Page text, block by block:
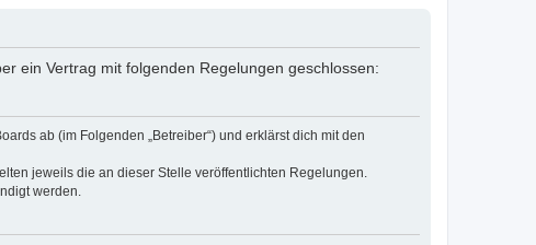
ein Vertrag mit folgenden Regelungen geschlossen:
ab (im Folgenden „Betreiber“) und erklärst dich mit den
jeweils die an dieser Stelle veröffentlichten Regelungen.
werden.